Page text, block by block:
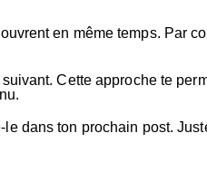
en même temps. Par
Cette approche te
dans ton prochain post.